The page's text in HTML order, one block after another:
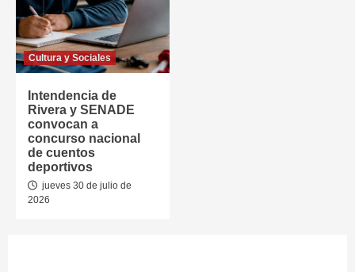
Cultura y Sociales
Intendencia de
Rivera y SENADE
convocan a
concurso nacional
de cuentos
deportivos
jueves 30 de julio de
2026